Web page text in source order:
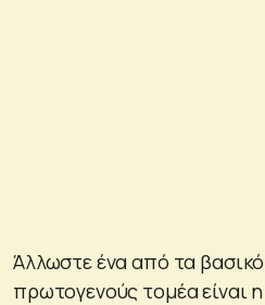
Άλλωστε ένα από τα
πρωτογενούς τομέα είναι